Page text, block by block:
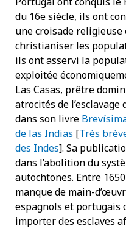
du 16e siècle, ils ont
une croisade
christianiser les
ils ont asservi la
exploitée
Las Casas, prêtre
atrocités de
dans son livre
de las Indias [Très
des Indes]. Sa
dans l’abolition du
autochtones. Entre
manque de main-
espagnols et portugais
importer des esclaves